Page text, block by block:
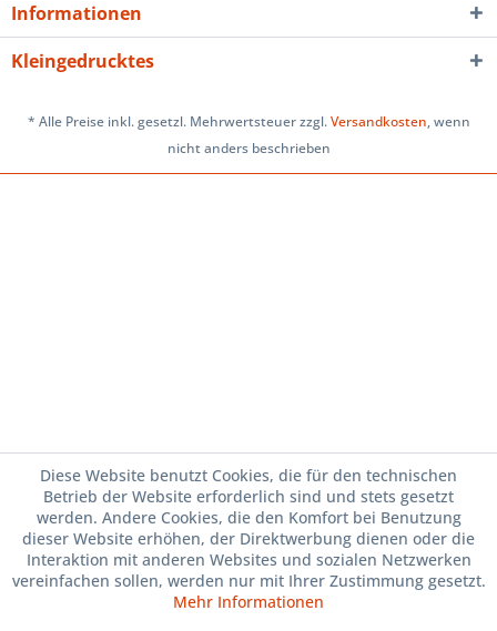
Informationen
Kleingedrucktes
* Alle Preise inkl. gesetzl. Mehrwertsteuer zzgl.Versandkosten, wenn
nicht anders beschrieben
Diese Website benutzt Cookies, die für den technischen
Betrieb der Website erforderlich sind und stets gesetzt
werden. Andere Cookies, die den Komfort bei Benutzung
dieser Website erhöhen, der Direktwerbung dienen oder die
Interaktion mit anderen Websites und sozialen Netzwerken
vereinfachen sollen, werden nur mit Ihrer Zustimmung gesetzt.
Mehr Informationen